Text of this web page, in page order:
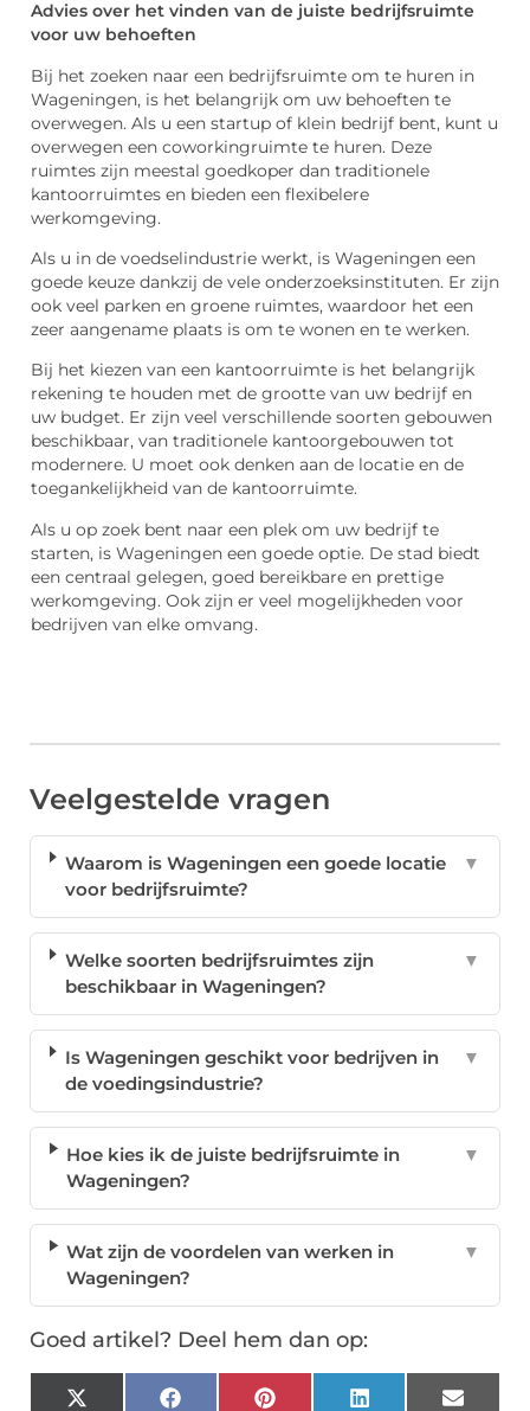
Advies over het vinden van de juiste bedrijfsruimte
voor uw behoeften
Bij het zoeken naar een bedrijfsruimte om te huren in
Wageningen, is het belangrijk om uw behoeften te
overwegen. Als u een startup of klein bedrijf bent, kunt u
overwegen een coworkingruimte te huren. Deze
ruimtes zijn meestal goedkoper dan traditionele
kantoorruimtes en bieden een flexibelere
werkomgeving.
Als u in de voedselindustrie werkt, is Wageningen een
goede keuze dankzij de vele onderzoeksinstituten. Er zijn
ook veel parken en groene ruimtes, waardoor het een
zeer aangename plaats is om te wonen en te werken.
Bij het kiezen van een kantoorruimte is het belangrijk
rekening te houden met de grootte van uw bedrijf en
uw budget. Er zijn veel verschillende soorten gebouwen
beschikbaar, van traditionele kantoorgebouwen tot
modernere. U moet ook denken aan de locatie en de
toegankelijkheid van de kantoorruimte.
Als u op zoek bent naar een plek om uw bedrijf te
starten, is Wageningen een goede optie. De stad biedt
een centraal gelegen, goed bereikbare en prettige
werkomgeving. Ook zijn er veel mogelijkheden voor
bedrijven van elke omvang.
Veelgestelde vragen
Waarom is Wageningen een goede locatie
voor bedrijfsruimte?
▼
Welke soorten bedrijfsruimtes zijn
beschikbaar in Wageningen?
▼
Is Wageningen geschikt voor bedrijven in
de voedingsindustrie?
▼
Hoe kies ik de juiste bedrijfsruimte in
Wageningen?
▼
Wat zijn de voordelen van werken in
Wageningen?
▼
Goed artikel? Deel hem dan op: